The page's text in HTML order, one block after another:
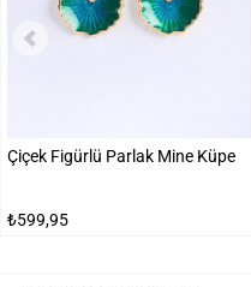
Çiçek Figürlü Parlak Mine Küpe
₺599,95